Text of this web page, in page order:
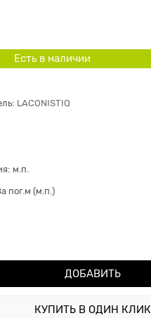
Есть в наличии
LACONISTIQ
м.п.
пог.м (м.п.)
ДОБАВИТЬ
КУПИТЬ В ОДИН КЛИК